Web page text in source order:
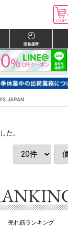
JAPAN
た。
売れ筋ランキング